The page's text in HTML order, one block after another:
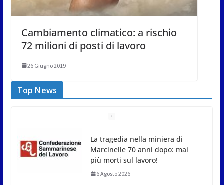
Cambiamento climatico: a rischio
72 milioni di posti di lavoro
26 Giugno 2019
Top News
La tragedia nella miniera di
Marcinelle 70 anni dopo: mai
più morti sul lavoro!
6 Agosto 2026